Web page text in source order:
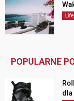
POPULARNE
dla